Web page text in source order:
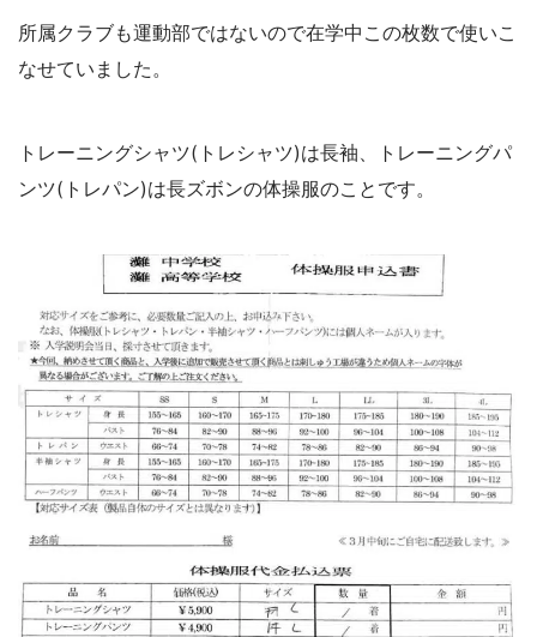
所属クラブも運動部ではないので在学中この枚数で使いこ
なせていました。
トレーニングシャツ(トレシャツ)は長袖、トレーニングパ
ンツ(トレパン)は長ズボンの体操服のことです。